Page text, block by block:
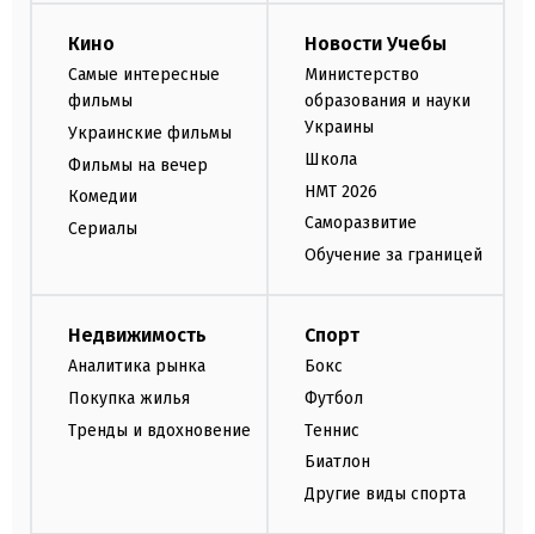
Кино
Самые интересные
фильмы
Украинские фильмы
Фильмы на вечер
Комедии
Сериалы
Новости Учебы
Министерство
образования и науки
Украины
Школа
НМТ 2026
Саморазвитие
Обучение за границей
Недвижимость
Аналитика рынка
Покупка жилья
Тренды и вдохновение
Спорт
Бокс
Футбол
Теннис
Биатлон
Другие виды спорта